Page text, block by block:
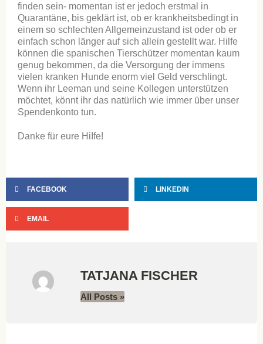
finden sein- momentan ist er jedoch erstmal in
Quarantäne, bis geklärt ist, ob er krankheitsbedingt in
einem so schlechten Allgemeinzustand ist oder ob er
einfach schon länger auf sich allein gestellt war. Hilfe
können die spanischen Tierschützer momentan kaum
genug bekommen, da die Versorgung der immens
vielen kranken Hunde enorm viel Geld verschlingt.
Wenn ihr Leeman und seine Kollegen unterstützen
möchtet, könnt ihr das natürlich wie immer über unser
Spendenkonto tun.
Danke für eure HiIfe!
FACEBOOK LINKEDIN
EMAIL
TATJANA FISCHER
All Posts »